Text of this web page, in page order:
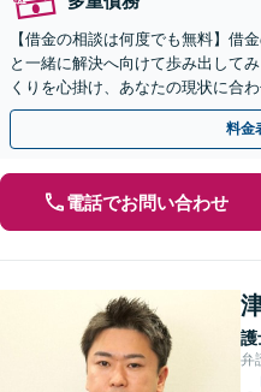
【借金の相談は何度でも無料】借
と一緒に解決へ向けて歩み出して
くりを心掛け、あなたの現状に合
【山口駅徒歩13分】【駐車場完備】
料金
電話でお問い合わせ
護
弁